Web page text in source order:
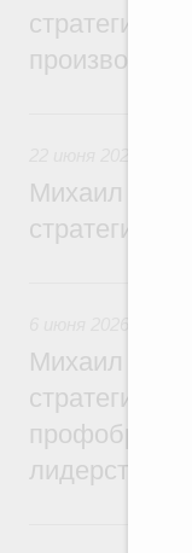
Михаил
Михаил
лидерства